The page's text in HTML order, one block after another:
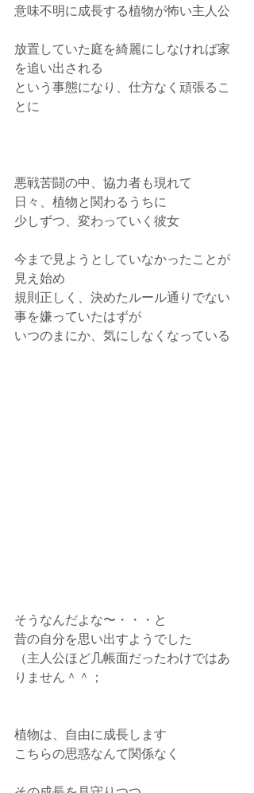
意味不明に成長する植物が怖い主人公
放置していた庭を綺麗にしなければ家
を追い出される
という事態になり、仕方なく頑張るこ
とに
悪戦苦闘の中、協力者も現れて
日々、植物と関わるうちに
少しずつ、変わっていく彼女
今まで見ようとしていなかったことが
見え始め
規則正しく、決めたルール通りでない
事を嫌っていたはずが
いつのまにか、気にしなくなっている
そうなんだよな〜・・・と
昔の自分を思い出すようでした
（主人公ほど几帳面だったわけではあ
りません＾＾；
植物は、自由に成長します
こちらの思惑なんて関係なく